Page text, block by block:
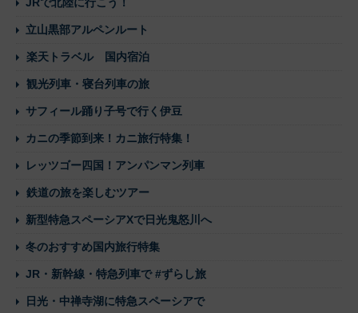
立山黒部アルペンルート
楽天トラベル 国内宿泊
観光列車・寝台列車の旅
サフィール踊り子号で行く伊豆
カニの季節到来！カニ旅行特集！
レッツゴー四国！アンパンマン列車
鉄道の旅を楽しむツアー
新型特急スペーシアXで日光鬼怒川へ
冬のおすすめ国内旅行特集
JR・新幹線・特急列車で #ずらし旅
日光・中禅寺湖に特急スペーシアで